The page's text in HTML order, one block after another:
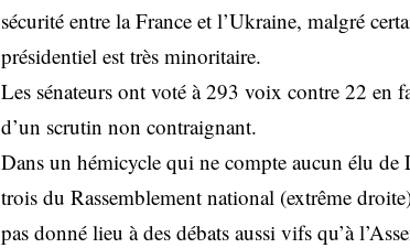
sécurité entre la France et l’Ukraine, malgré
présidentiel est très minoritaire.
Les sénateurs ont voté à 293 voix contre 22 en
d’un scrutin non contraignant.
Dans un hémicycle qui ne compte aucun élu de
trois du Rassemblement national (extrême
pas donné lieu à des débats aussi vifs qu’à